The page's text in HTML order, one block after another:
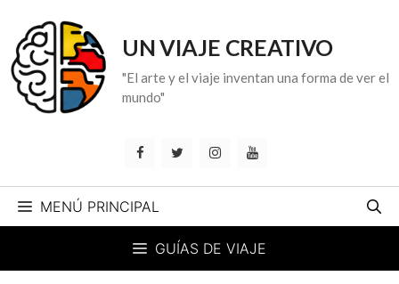
contenido
UN VIAJE CREATIVO
"El arte y el viaje inventan una forma de ver el
mundo"
MENÚ PRINCIPAL
GUÍAS DE VIAJE